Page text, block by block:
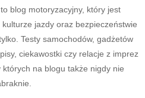
to blog motoryzacyjny, który jest
jazdy oraz bezpieczeństwie
Testy samochodów, gadżetów
ciekawostki czy relacje z imprez
na blogu także nigdy nie